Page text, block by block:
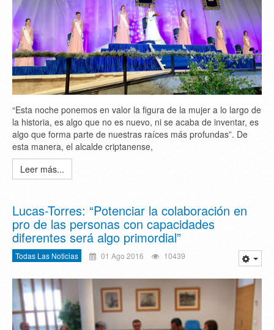
“Esta noche ponemos en valor la figura de la mujer a lo largo de
la historia, es algo que no es nuevo, ni se acaba de inventar, es
algo que forma parte de nuestras raíces más profundas”. De
esta manera, el alcalde criptanense,
Leer más...
Lucas-Torres: “Potenciar la colaboración en
pro de las personas con capacidades
diferentes será algo primordial”
Todas Las Noticias 01 Ago 2016 10439